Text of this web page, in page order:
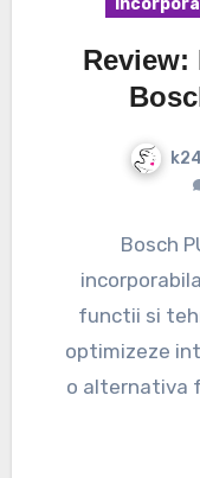
k24
Bosch PUE611BB2E este o plita
functii si
optimizeze
o alternativa